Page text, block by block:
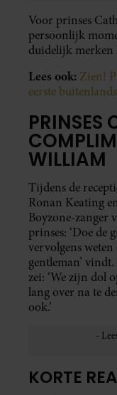
Voor prinses
persoonlijk
duidelijk merken
Lees ook: Zien!
eerste
PRINSES
WILLIAM
Tijdens de
Ronan Keating
Boyzone-zanger
prinses: ‘Doe de
vervolgens weten
gentleman’
zei: ‘We zijn dol
lang over na te
ook.’
KORTE